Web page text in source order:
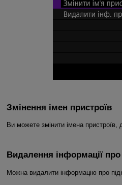
Змінення імен пристроїв
Ви можете змінити імена
Видалення інформації
Можна видалити інформацію про